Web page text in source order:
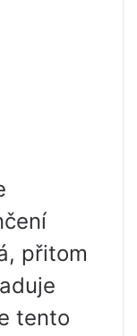
přitom
tento